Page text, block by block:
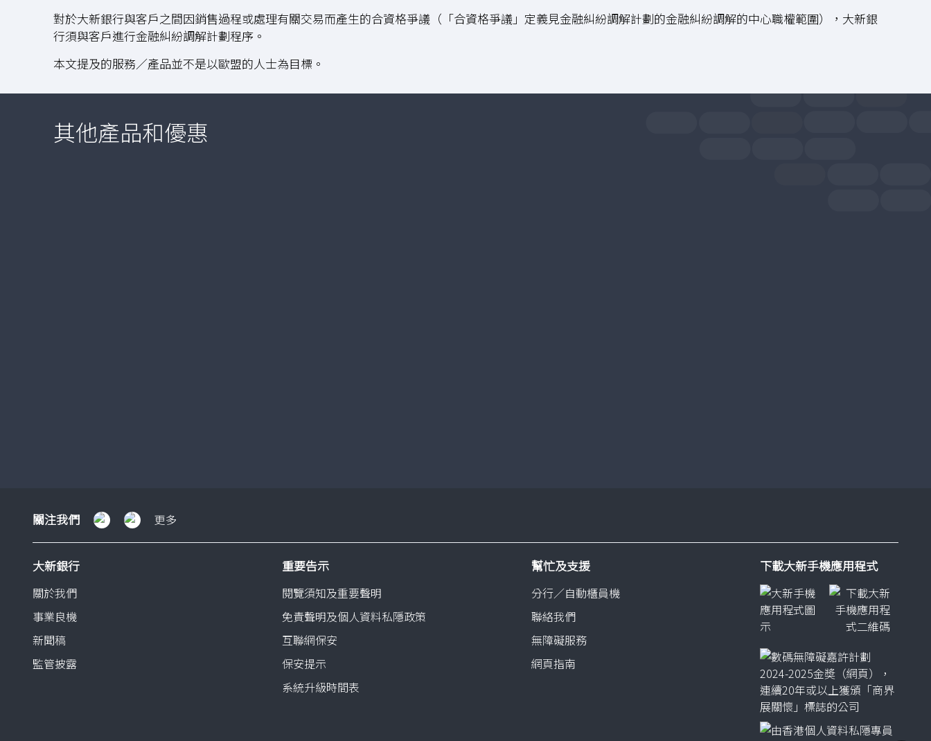
對於大新銀行與客戶之間因銷售過程或處理有關交易而產生的合資格爭議（「合資格爭議」定義見金融糾紛調解計劃的金融糾紛調解的中心職權範圍），大新銀
行須與客戶進行金融糾紛調解計劃程序。
本文提及的服務／產品並不是以歐盟的人士為目標。
其他產品和優惠
關注我們 更多
大新銀行
關於我們
事業良機
新聞稿
監管披露
重要告示
閱覽須知及重要聲明
免責聲明及個人資料私隱政策
互聯網保安
保安提示
系統升級時間表
幫忙及支援
分行／自動櫃員機
聯絡我們
無障礙服務
網頁指南
下載大新手機應用程式